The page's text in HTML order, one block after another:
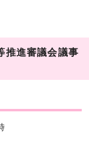
推進審議会議事